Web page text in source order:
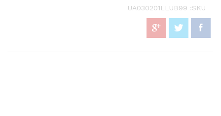
SKU:
UA030201LLUB99